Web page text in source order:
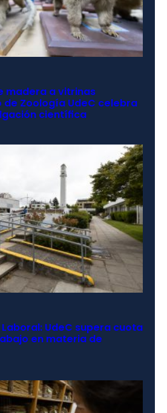
madera a vitrinas
de Zoología UdeC celebra
científica
UdeC supera cuota
en materia de